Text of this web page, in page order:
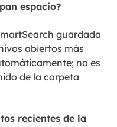
espacio?
guardada
abiertos más
no es
de la carpeta
recientes de la